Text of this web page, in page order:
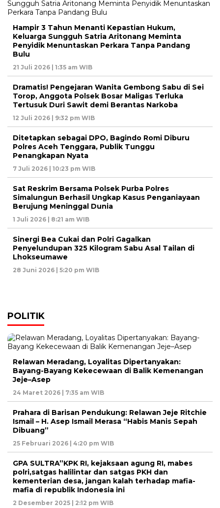
Hampir 3 Tahun Menanti Kepastian Hukum,
Keluarga Sungguh Satria Aritonang Meminta
Penyidik Menuntaskan Perkara Tanpa Pandang
Bulu
21 Juli 2026 | 1:35 am WIB
Dramatis! Pengejaran Wanita Gembong Sabu di Sei
Torop, Anggota Polsek Bosar Maligas Terluka
Tertusuk Duri Sawit demi Berantas Narkoba
12 Juli 2026 | 9:32 pm WIB
Ditetapkan sebagai DPO, Bagindo Romi Diburu
Polres Aceh Tenggara, Publik Tunggu
Penangkapan Nyata
7 Juli 2026 | 10:23 pm WIB
Sat Reskrim Bersama Polsek Purba Polres
Simalungun Berhasil Ungkap Kasus Penganiayaan
Berujung Meninggal Dunia
1 Juli 2026 | 8:21 am WIB
Sinergi Bea Cukai dan Polri Gagalkan
Penyelundupan 325 Kilogram Sabu Asal Tailan di
Lhokseumawe
28 Juni 2026 | 5:20 pm WIB
POLITIK
Relawan Meradang, Loyalitas Dipertanyakan:
Bayang-Bayang Kekecewaan di Balik Kemenangan
Jeje–Asep
24 Maret 2026 | 7:35 am WIB
Prahara di Barisan Pendukung: Relawan Jeje Ritchie
Ismail – H. Asep Ismail Merasa “Habis Manis Sepah
Dibuang”
25 Februari 2026 | 4:20 pm WIB
GPA SULTRA”KPK RI, kejaksaan agung RI, mabes
polri,satgas halilintar dan satgas PKH dan
kementerian desa, jangan kalah terhadap mafia-
mafia di republik Indonesia ini
2 Desember 2025 | 2:12 pm WIB